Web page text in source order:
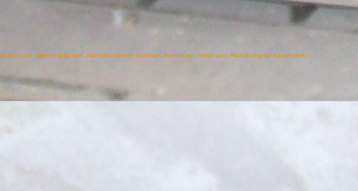
Decken abstützen, Wanddurchbruch absichern, Baustützen Verleih oder Abstützung für Bauarbeiten –